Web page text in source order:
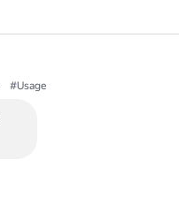
#Usage